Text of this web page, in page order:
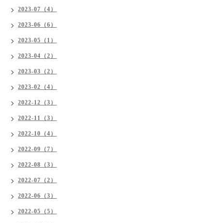
2023-07（4）
2023-06（6）
2023-05（1）
2023-04（2）
2023-03（2）
2023-02（4）
2022-12（3）
2022-11（3）
2022-10（4）
2022-09（7）
2022-08（3）
2022-07（2）
2022-06（3）
2022-05（5）